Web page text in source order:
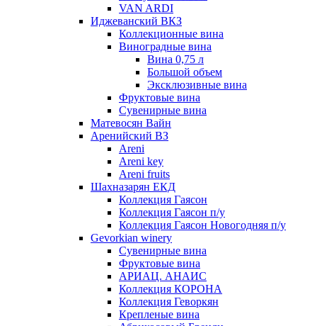
VAN ARDI
Иджеванский ВКЗ
Коллекционные вина
Виноградные вина
Вина 0,75 л
Большой объем
Эксклюзивные вина
Фруктовые вина
Cувенирные вина
Матевосян Вайн
Аренийский ВЗ
Areni
Areni key
Areni fruits
Шахназарян ЕКД
Коллекция Гаясон
Коллекция Гаясон п/у
Коллекция Гаясон Новогодняя п/у
Gevorkian winery
Сувенирные вина
Фруктовые вина
АРИАЦ. АНАИС
Коллекция КОРОНА
Коллекция Геворкян
Крепленые вина